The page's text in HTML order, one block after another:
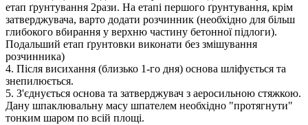
етап ґрунтування 2рази. На етапі першого ґрунтування, крім
затверджувача, варто додати розчинник (необхідно для більш
глибокого вбирання у верхню частину бетонної підлоги).
Подальший етап ґрунтовки виконати без змішування
розчинника)
4. Після висихання (близько 1-го дня) основа шліфується та
знепилюється.
5. З'єднується основа та затверджувач з аеросильною стяжкою.
Дану шпаклювальну масу шпателем необхідно "протягнути"
тонким шаром по всій площі.